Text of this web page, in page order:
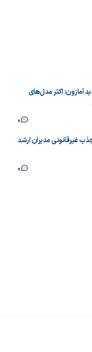
آمازون: اکثر مدل‌های
0
جذب غیرقانونی مدیران ارشد
0